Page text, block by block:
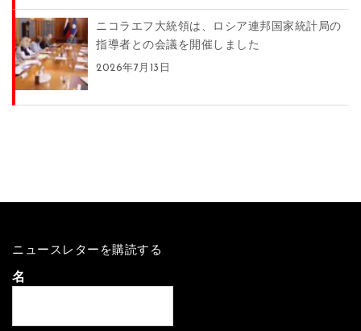
ニコラエフ大統領は、ロシア連邦国家統計局の
指導者との会議を開催しました
2026年7月13日
ニュースレターを購読する
名